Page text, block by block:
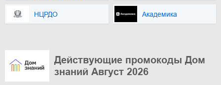
НЦРДО Академика
Действующие промокоды Дом
знаний Август 2026